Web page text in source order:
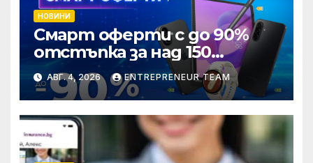
НОВИНИ
Смарт оферти с до 90%
отстъпка за над 150
устройства от Vivacom
през август
АВГ. 4, 2026 ENTREPRENEUR TEAM